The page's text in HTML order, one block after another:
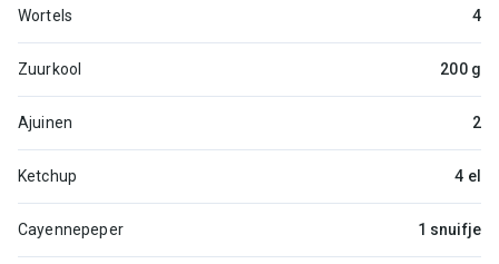
Wortels 4
Zuurkool 200 g
Ajuinen 2
Ketchup 4 el
Cayennepeper 1 snuifje